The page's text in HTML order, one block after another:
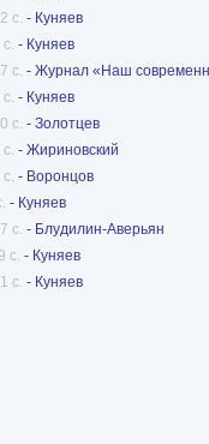
с. - Куняев
- Куняев
с. - Журнал «Наш
- Куняев
с. - Золотцев
- Жириновский
- Воронцов
- Куняев
с. - Блудилин-Аверьян
с. - Куняев
с. - Куняев